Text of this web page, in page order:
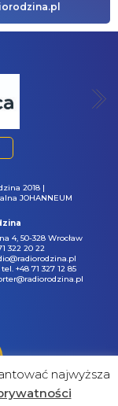
2018 |
JOHANNEUM
4, 50-328 Wrocław
322 20 22
+48 71 327 12 85
najwyższa